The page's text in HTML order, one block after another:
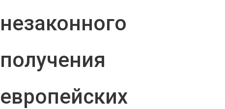
незаконного
получения
европейских